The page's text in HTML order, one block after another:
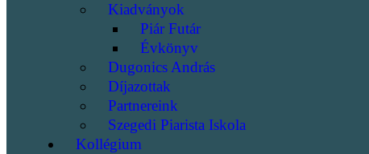
Kiadványok
Piár Futár
Évkönyv
Dugonics András
Díjazottak
Partnereink
Szegedi Piarista Iskola
Kollégium